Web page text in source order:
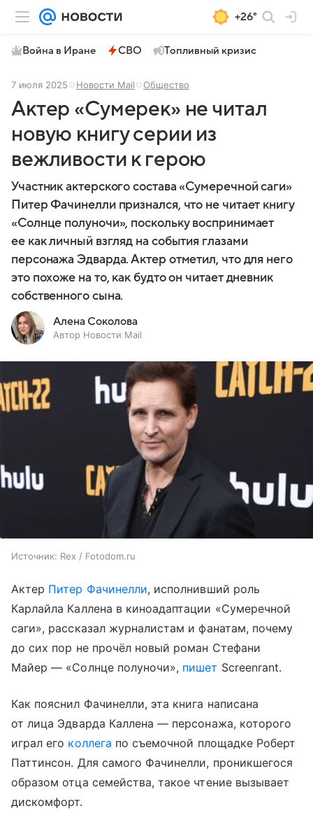
+26°
Война в Иране СВО Топливный кризис
7 июля 2025 Новости Mail Общество
Актер «Сумерек» не читал
новую книгу серии из
вежливости к герою
Участник актерского состава «Сумеречной саги»
Питер Фачинелли признался, что не читает книгу
«Солнце полуночи», поскольку воспринимает
ее как личный взгляд на события глазами
персонажа Эдварда. Актер отметил, что для него
это похоже на то, как будто он читает дневник
собственного сына.
Алена Соколова
Автор Новости Mail
Источник: Rex / Fotodom.ru
Актер Питер Фачинелли, исполнивший роль
Карлайла Каллена в киноадаптации «Сумеречной
саги», рассказал журналистам и фанатам, почему
до сих пор не прочёл новый роман Стефани
Майер — «Солнце полуночи», пишет Screenrant.
Как пояснил Фачинелли, эта книга написана
от лица Эдварда Каллена — персонажа, которого
играл его коллега по съемочной площадке Роберт
Паттинсон. Для самого Фачинелли, проникшегося
образом отца семейства, такое чтение вызывает
дискомфорт.